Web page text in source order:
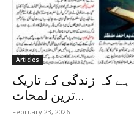
Articles
ہے کہ زندگی کے تاریک
ترین لمحات...
February 23, 2026